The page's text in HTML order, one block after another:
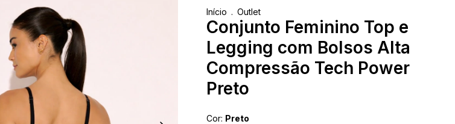
Início . Outlet
Conjunto Feminino Top e
Legging com Bolsos Alta
Compressão Tech Power
Preto
Cor: Preto